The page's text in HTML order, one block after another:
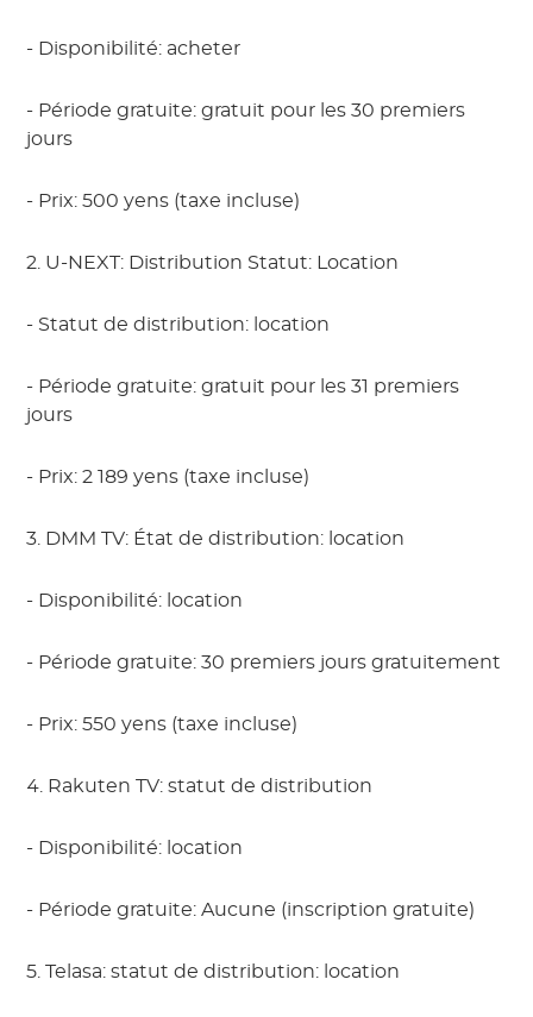
- Disponibilité: acheter
- Période gratuite: gratuit pour les 30 premiers
jours
- Prix: 500 yens (taxe incluse)
2. U-NEXT: Distribution Statut: Location
- Statut de distribution: location
- Période gratuite: gratuit pour les 31 premiers
jours
- Prix: 2 189 yens (taxe incluse)
3. DMM TV: État de distribution: location
- Disponibilité: location
- Période gratuite: 30 premiers jours gratuitement
- Prix: 550 yens (taxe incluse)
4. Rakuten TV: statut de distribution
- Disponibilité: location
- Période gratuite: Aucune (inscription gratuite)
5. Telasa: statut de distribution: location